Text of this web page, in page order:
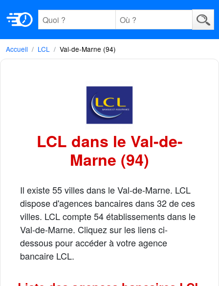
Accueil LCL Val-de-Marne (94)
LCL dans le Val-de-
Marne (94)
Il existe 55 villes dans le Val-de-Marne. LCL
dispose d'agences bancaires dans 32 de ces
villes. LCL compte 54 établissements dans le
Val-de-Marne. Cliquez sur les liens ci-
dessous pour accéder à votre agence
bancaire LCL.